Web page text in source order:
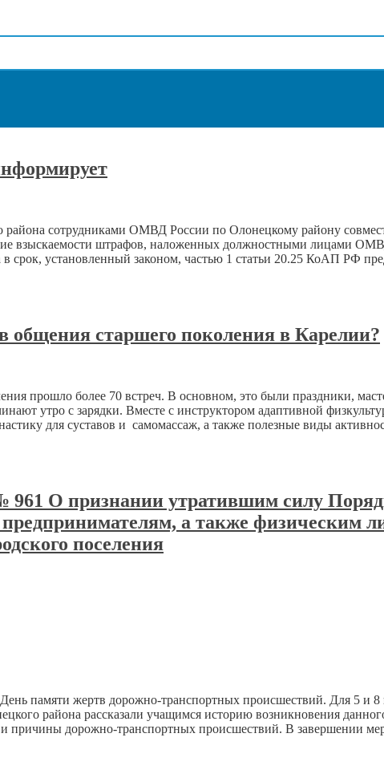
района сотрудниками ОМВД России по Олонецкому району
взыскаемости штрафов, наложенных должностными лицами
срок, установленный законом, частью 1 статьи 20.25 КоАП РФ
общения старшего поколения в Карелии?
прошло более 70 встреч. В основном, это были праздники,
утро с зарядки. Вместе с инструктором адаптивной
для суставов и самомассаж, а также полезные виды
961 О признании утратившим силу
а также физическим
поселения
День памяти жертв дорожно-транспортных происшествий. Для 5
района рассказали учащимся историю возникновения
причины дорожно-транспортных происшествий. В завершении